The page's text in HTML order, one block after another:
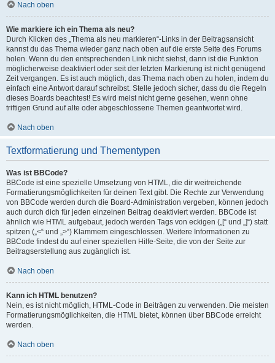
Nach oben
Wie markiere ich ein Thema als neu?
Durch Klicken des „Thema als neu markieren“-Links in der Beitragsansicht
kannst du das Thema wieder ganz nach oben auf die erste Seite des Forums
holen. Wenn du den entsprechenden Link nicht siehst, dann ist die Funktion
möglicherweise deaktiviert oder seit der letzten Markierung ist nicht genügend
Zeit vergangen. Es ist auch möglich, das Thema nach oben zu holen, indem du
einfach eine Antwort darauf schreibst. Stelle jedoch sicher, dass du die Regeln
dieses Boards beachtest! Es wird meist nicht gerne gesehen, wenn ohne
triftigen Grund auf alte oder abgeschlossene Themen geantwortet wird.
Nach oben
Textformatierung und Thementypen
Was ist BBCode?
BBCode ist eine spezielle Umsetzung von HTML, die dir weitreichende
Formatierungsmöglichkeiten für deinen Text gibt. Die Rechte zur Verwendung
von BBCode werden durch die Board-Administration vergeben, können jedoch
auch durch dich für jeden einzelnen Beitrag deaktiviert werden. BBCode ist
ähnlich wie HTML aufgebaut, jedoch werden Tags von eckigen („[“ und „]“) statt
spitzen („<“ und „>“) Klammern eingeschlossen. Weitere Informationen zu
BBCode findest du auf einer speziellen Hilfe-Seite, die von der Seite zur
Beitragserstellung aus zugänglich ist.
Nach oben
Kann ich HTML benutzen?
Nein, es ist nicht möglich, HTML-Code in Beiträgen zu verwenden. Die meisten
Formatierungsmöglichkeiten, die HTML bietet, können über BBCode erreicht
werden.
Nach oben